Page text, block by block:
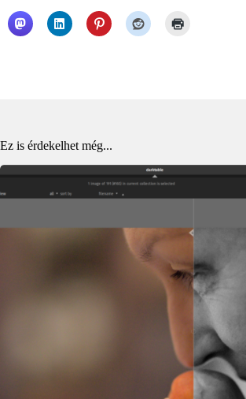
Ez is érdekelhet még...